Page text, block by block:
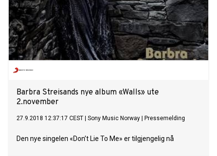
Barbra Streisands nye album «Walls» ute
2.november
27.9.2018 12:37:17 CEST Sony Music Norway Pressemelding
Den nye singelen «Don’t Lie To Me» er tilgjengelig nå